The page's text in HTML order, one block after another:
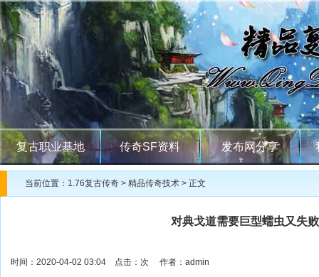
复古职业基地 传奇SF资料 发布网分享
当前位置： 1.76复古传奇 > 精品传奇技术 > 正文
对典戈道需要巨型蠕虫又失
时间：2020-04-02 03:04 点击： 次 作者：admin